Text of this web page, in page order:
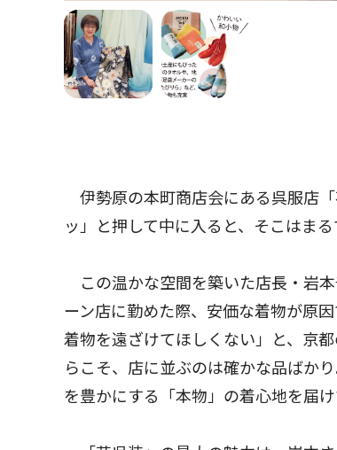
伊勢原の本町商店会にある呉服店
ッ」と押して中に入ると、そこはま
この温かな空間を築いた店長・岩
ーン店に勤めた際、安価な着物が原
着物を遠ざけてほしくない」と、京
らこそ、店に並ぶのは確かな品ばか
を豊かにする「本物」の着心地を届け